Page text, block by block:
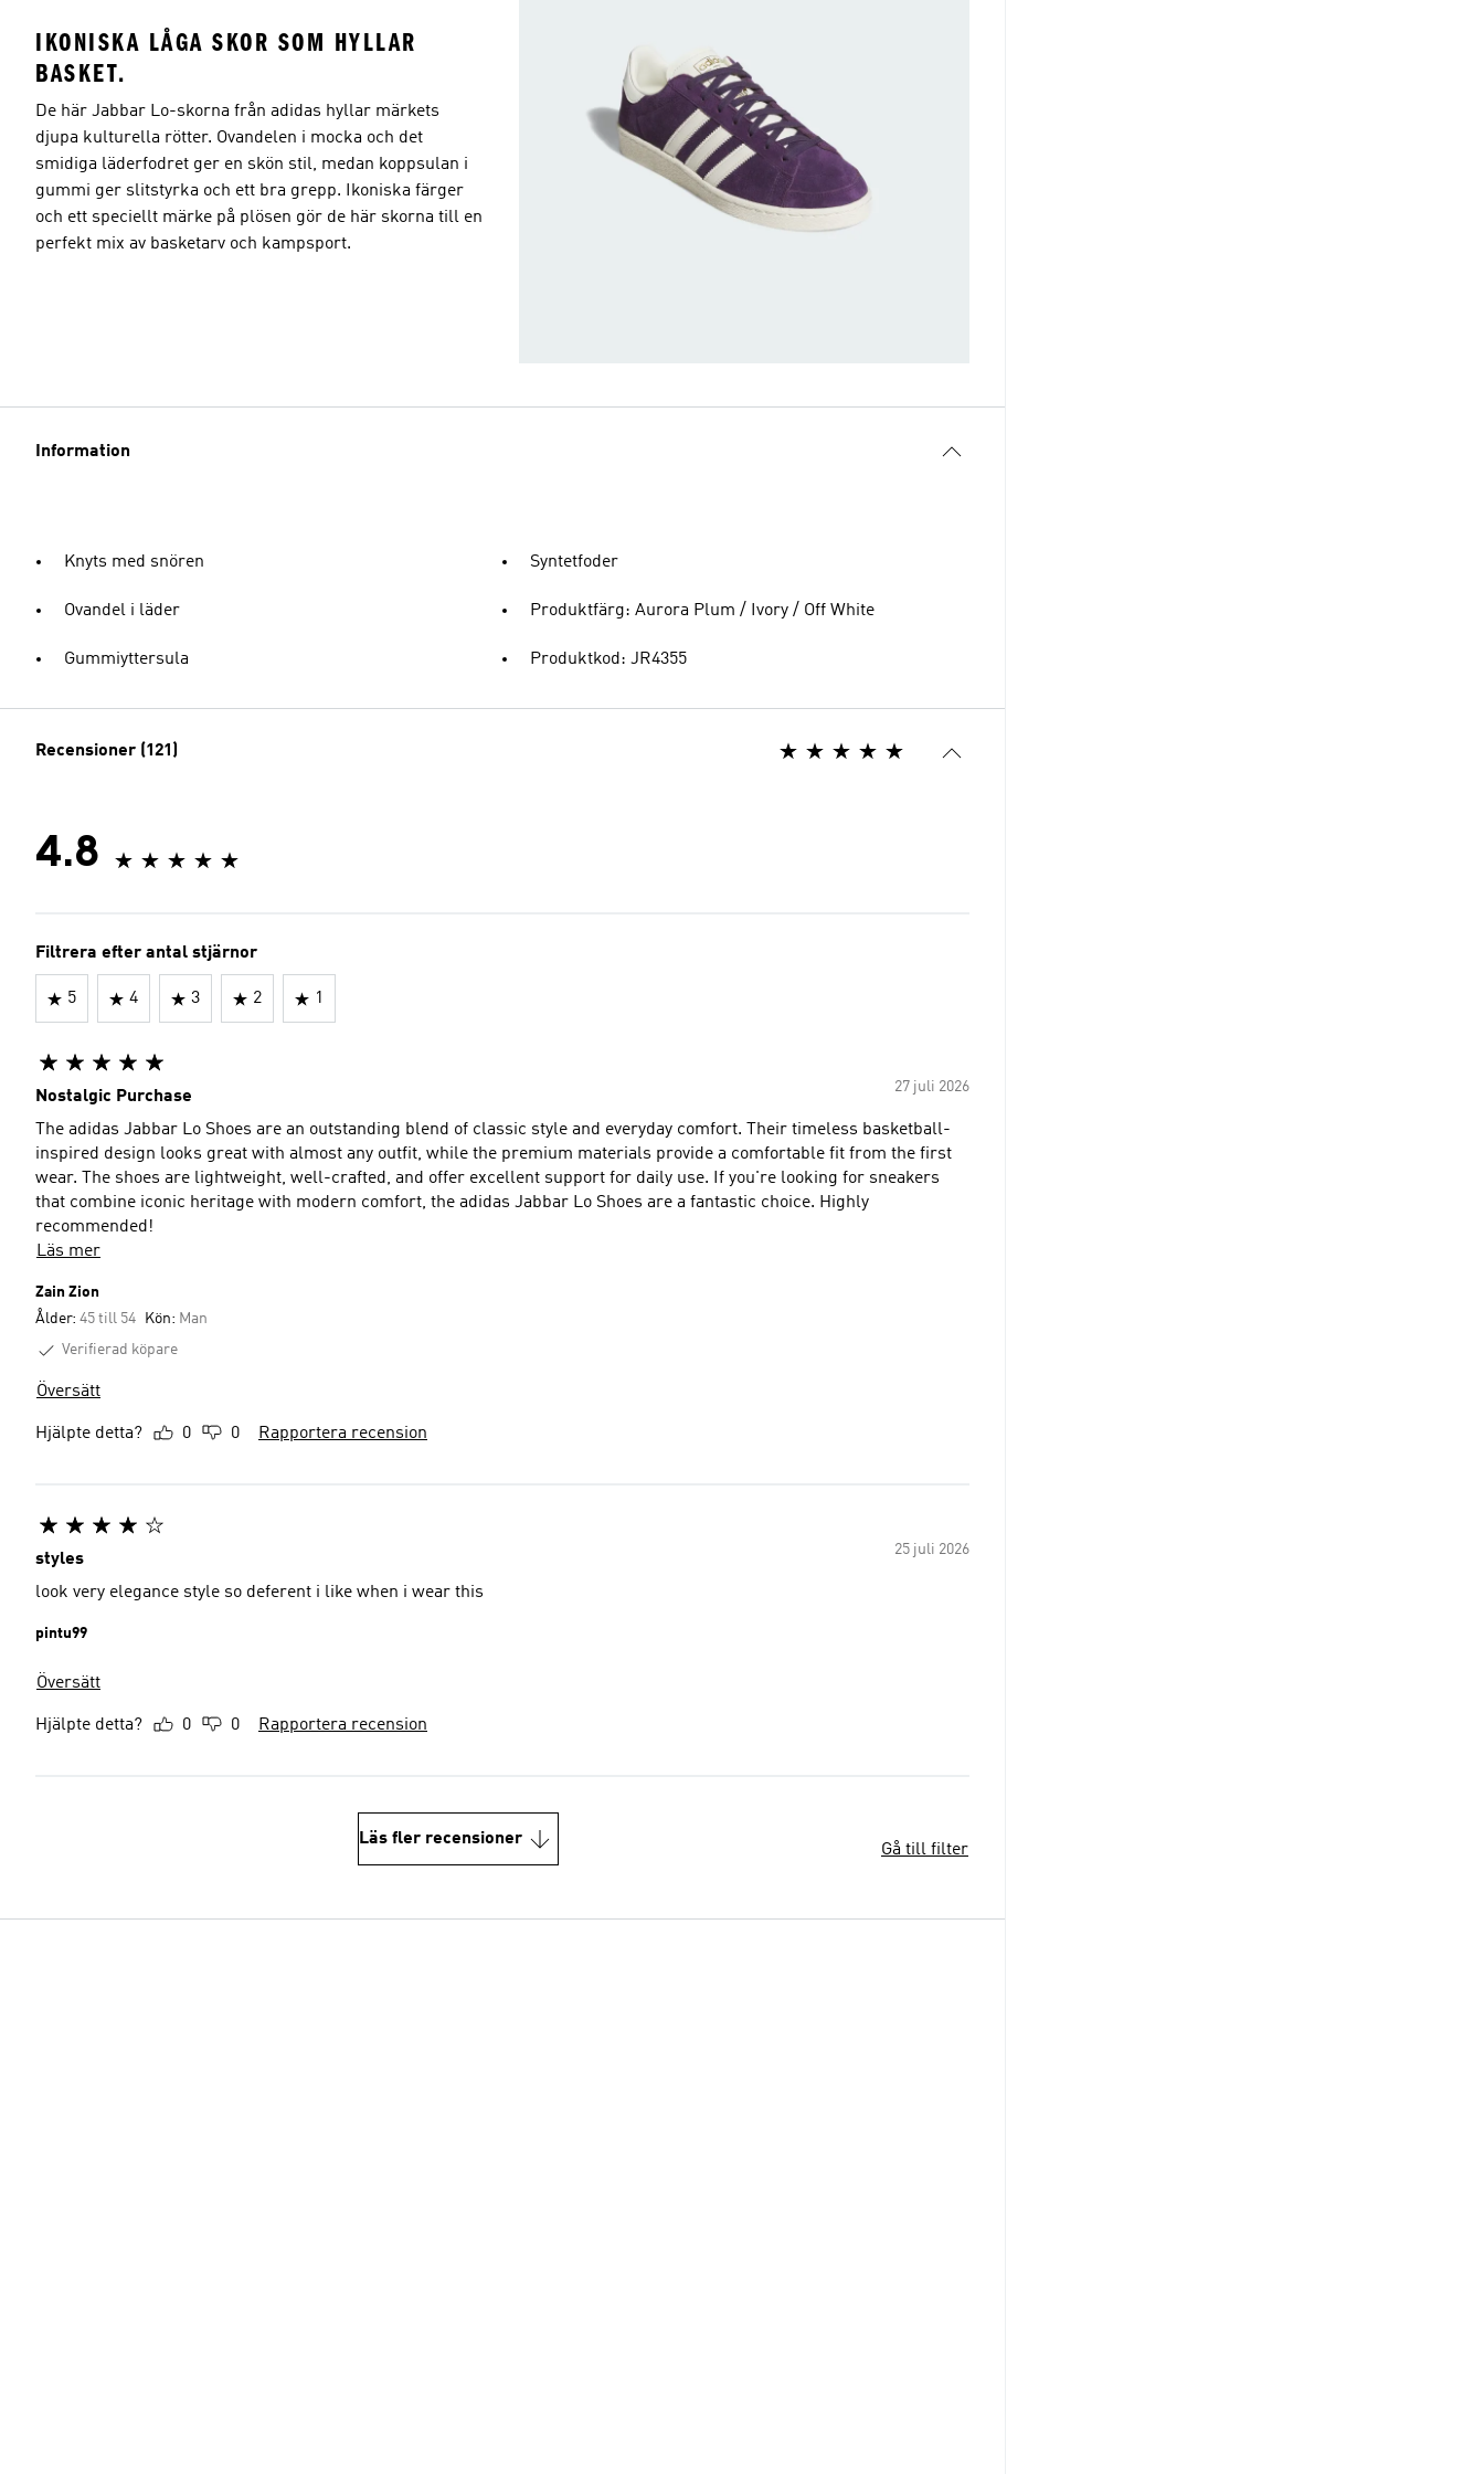
IKONISKA LÅGA SKOR SOM HYLLAR
BASKET.
De här Jabbar Lo-skorna från adidas hyllar märkets
djupa kulturella rötter. Ovandelen i mocka och det
smidiga läderfodret ger en skön stil, medan koppsulan i
gummi ger slitstyrka och ett bra grepp. Ikoniska färger
och ett speciellt märke på plösen gör de här skorna till en
perfekt mix av basketarv och kampsport.
Information
Knyts med snören
Ovandel i läder
Gummiyttersula
Syntetfoder
Produktfärg: Aurora Plum / Ivory / Off White
Produktkod: JR4355
Recensioner (121)
4.8
Filtrera efter antal stjärnor
5 4 3 2 1
27 juli 2026
Nostalgic Purchase
The adidas Jabbar Lo Shoes are an outstanding blend of classic style and everyday comfort. Their timeless basketball-
inspired design looks great with almost any outfit, while the premium materials provide a comfortable fit from the first
wear. The shoes are lightweight, well-crafted, and offer excellent support for daily use. If you're looking for sneakers
that combine iconic heritage with modern comfort, the adidas Jabbar Lo Shoes are a fantastic choice. Highly
recommended!
Läs mer
Zain Zion
Ålder: 45 till 54 Kön: Man
Verifierad köpare
Översätt
Hjälpte detta? 0 0 Rapportera recension
25 juli 2026
styles
look very elegance style so deferent i like when i wear this
pintu99
Översätt
Hjälpte detta? 0 0 Rapportera recension
Läs fler recensioner
Gå till filter